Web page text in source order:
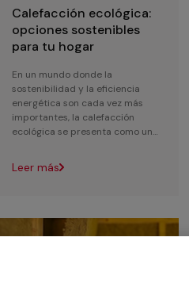
Calefacción ecológica:
opciones sostenibles
para tu hogar
En un mundo donde la
sostenibilidad y la eficiencia
energética son cada vez más
importantes, la calefacción
ecológica se presenta como una
Leer más